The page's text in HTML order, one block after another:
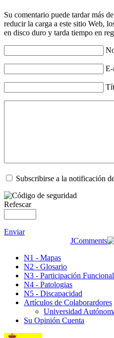
Su comentario puede tardar más
reducir la carga a este sitio Web,
en disco duro y tarda tiempo en
Subscribirse a la notificación
Refescar
Enviar
JComments
N1 - Mapas
N2 - Glosario
N3 - Participación Funcional
N4 - Patologias
N5 - Discapacidad
Artículos de Colaborardores
Universidad
Su Opinión Cuenta